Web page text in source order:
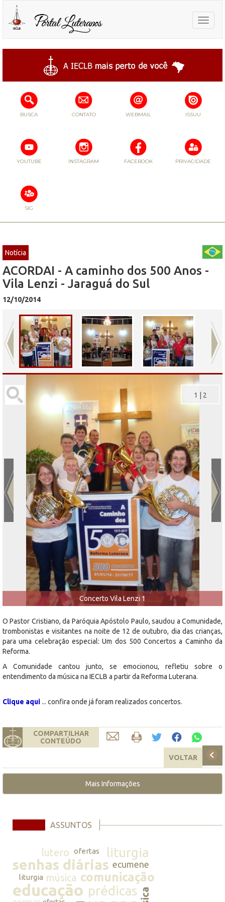
Toggle
BUSCA CONTATO WEBMAIL ISSUU
YOUTUBE INSTAGRAM FACEBOOK PRIVACIDADE
SIG
Notícia
ACORDAI - A caminho dos 500 Anos -
Vila Lenzi - Jaraguá do Sul
12/10/2014
Concerto Vila Lenzi 1
1 2
O Pastor Cristiano, da Paróquia Apóstolo Paulo, saudou a Comunidade,
trombonistas e visitantes na noite de 12 de outubro, dia das crianças,
para uma celebração especial: Um dos 500 Concertos a Caminho da
Reforma.
A Comunidade cantou junto, se emocionou, refletiu sobre o
entendimento da música na IECLB a partir da Reforma Luterana.
Clique aqui... confira onde já foram realizados concertos.
COMPARTILHAR
CONTEÚDO
VOLTAR
Mais Informações
ASSUNTOS
lutero ofertas liturgia
senhas diárias ecumene
liturgia música comunicação
educação prédicas